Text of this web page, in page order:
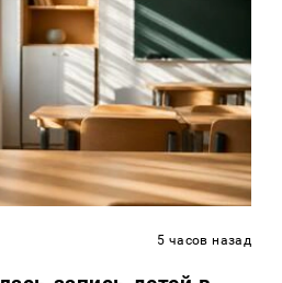
5 часов назад